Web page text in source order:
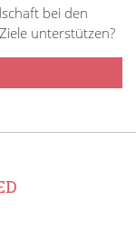
bei den
unterstützen?